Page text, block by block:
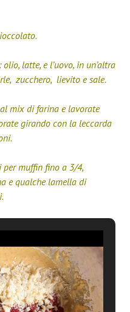
latte, e l’uovo, in un’altra
zucchero, lievito e sale.
mix di farina e lavorate
girando con la leccarda
per muffin fino a 3/4,
e qualche lamella di